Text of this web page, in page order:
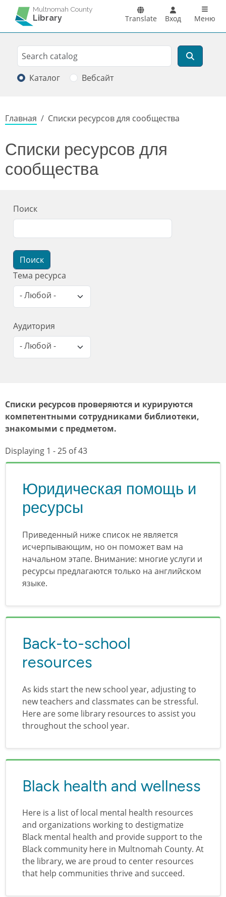
Перейти к основному содержанию
Multnomah County
Library Translate Вход Main
Меню
Search
Поиск
Каталог Вебсайт
Строка навигации
Главная Списки ресурсов для сообщества
Списки ресурсов для
сообщества
Поиск
Тема ресурса
- Любой -
Аудитория
- Любой -
Списки ресурсов проверяются и курируются
компетентными сотрудниками библиотеки,
знакомыми с предметом.
Displaying 1 - 25 of 43
Юридическая помощь и
ресурсы
Приведенный ниже список не является
исчерпывающим, но он поможет вам на
начальном этапе. Внимание: многие услуги и
ресурсы предлагаются только на английском
языке.
Back-to-school
resources
As kids start the new school year, adjusting to
new teachers and classmates can be stressful.
Here are some library resources to assist you
throughout the school year.
Black health and wellness
Here is a list of local mental health resources
and organizations working to destigmatize
Black mental health and provide support to the
Black community here in Multnomah County. At
the library, we are proud to center resources
that help communities thrive and succeed.